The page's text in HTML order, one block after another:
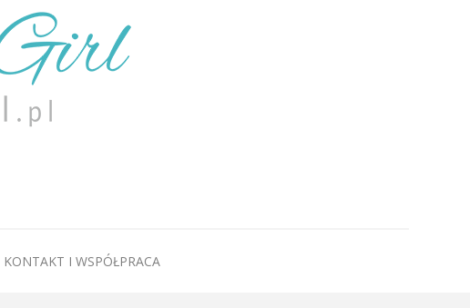
KONTAKT I WSPÓŁPRACA